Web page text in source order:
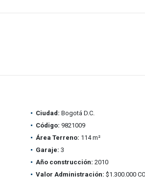
Ciudad: Bogotá D.C.
Código: 9821009
Área Terreno: 114 m²
Garaje: 3
Año construcción: 2010
Valor Administración: $1.300.000